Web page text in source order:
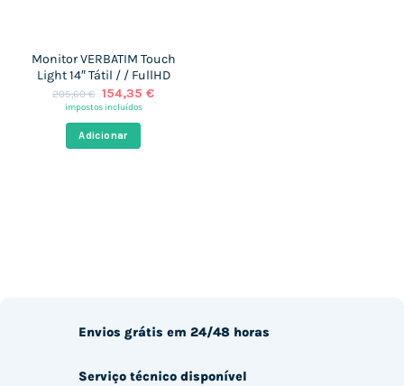
Monitor VERBATIM Touch
Light 14″ Tátil / / FullHD
205,60€ O
preço
era:
205,60 €.
154,35 €O
impostos incluídos
Adicionar
Envios grátis em 24/48 horas
Serviço técnico disponível